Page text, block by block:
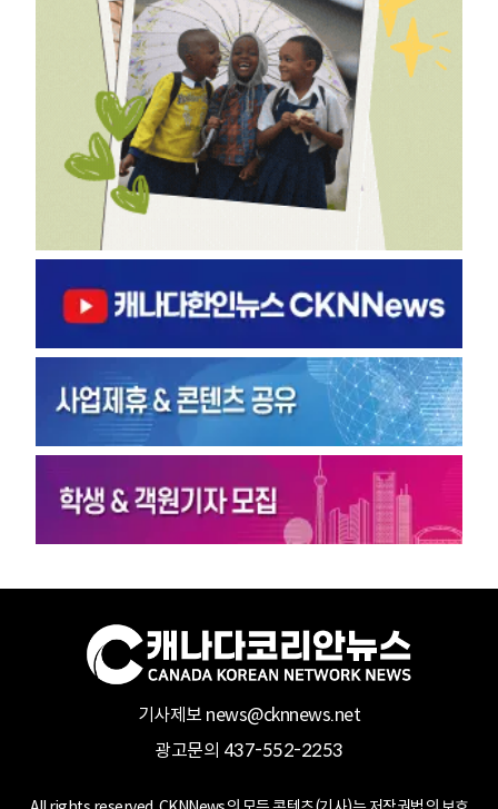
기사제보 news@cknnews.net
광고문의 437-552-2253